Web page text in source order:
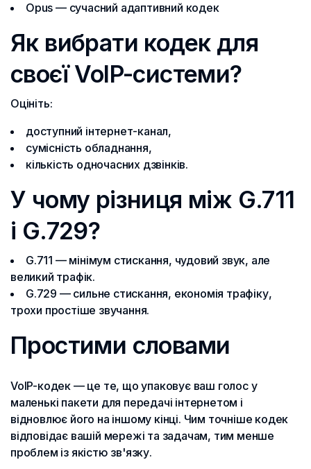
Opus — сучасний адаптивний кодек
Як вибрати кодек для
своєї VoIP-системи?
Оцініть:
доступний інтернет-канал,
сумісність обладнання,
кількість одночасних дзвінків.
У чому різниця між G.711
і G.729?
G.711 — мінімум стискання, чудовий звук, але
великий трафік.
G.729 — сильне стискання, економія трафіку,
трохи простіше звучання.
Простими словами
VoIP-кодек — це те, що упаковує ваш голос у
маленькі пакети для передачі інтернетом і
відновлює його на іншому кінці. Чим точніше кодек
відповідає вашій мережі та задачам, тим менше
проблем із якістю зв'язку.